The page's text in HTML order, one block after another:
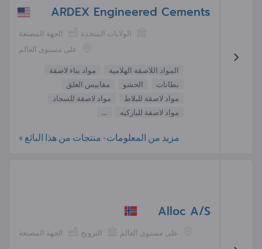
ARDEX Engineered Cements
الجهة المصنعة
الولايات المتحدة
على مستوى العالم
المواد اللاصقة الهلامية
مواد بناء لاصقة
بطانات
الحشو
مقاييس الغلق
مواد لاصقة للبلاط
مواد لاصقة للسجاد
مواد لاصقة للباركيه
...
مزيد من المعلومات- منتجات من هذا البائع »
Alloc A/S
الجهة المصنعة النرويج على مستوى العالم